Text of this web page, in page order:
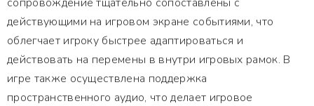
действующими на игровом экране событиями, что
облегчает игроку быстрее адаптироваться и
действовать на перемены в внутри игровых рамок. В
игре также осуществлена поддержка
пространственного аудио, что делает игровое